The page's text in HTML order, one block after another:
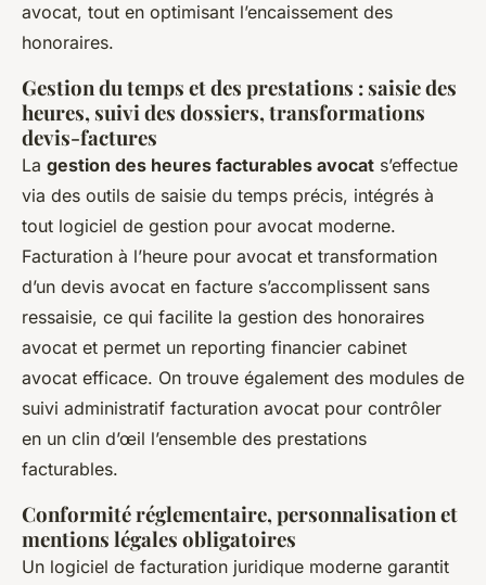
avocat, tout en optimisant l’encaissement des
honoraires.
Gestion du temps et des prestations : saisie des
heures, suivi des dossiers, transformations
devis-factures
La gestion des heures facturables avocat s’effectue
via des outils de saisie du temps précis, intégrés à
tout logiciel de gestion pour avocat moderne.
Facturation à l’heure pour avocat et transformation
d’un devis avocat en facture s’accomplissent sans
ressaisie, ce qui facilite la gestion des honoraires
avocat et permet un reporting financier cabinet
avocat efficace. On trouve également des modules de
suivi administratif facturation avocat pour contrôler
en un clin d’œil l’ensemble des prestations
facturables.
Conformité réglementaire, personnalisation et
mentions légales obligatoires
Un logiciel de facturation juridique moderne garantit